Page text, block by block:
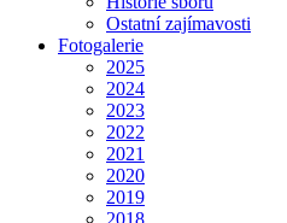
Ostatní zajímavosti
Fotogalerie
2025
2024
2023
2022
2021
2020
2019
2018